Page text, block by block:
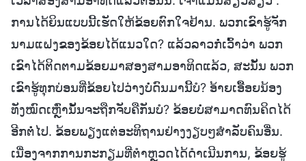
ການໄດ້ຍິນແບບນີ້ເຮັດໃຫ້ຂ້ອຍຕົກໃຈຢ້ານ. ພວກເຂົາຮູ້ຈັກ
ນາມແຝງຂອງຂ້ອຍໄດ້ແນວໃດ? ແລ້ວລາວກໍ່ເວົ້າວ່າ ພວກ
ເຂົາໄດ້ຕິດຕາມຂ້ອຍມາສອງສາມອາທິດແລ້ວ, ສະນັ້ນ ພວກ
ເຂົາຮູ້ທຸກບ່ອນທີ່ຂ້ອຍໄປວ່າງບໍ່ດົນມານີ້ບໍ? ອ້າຍເອື້ອຍນ້ອງ
ທັງໝົດເຫຼົ່ານັ້ນຈະຖືກຈັບຄືກັນບໍ? ຂ້ອຍບໍ່ສາມາດທົນຄິດໄດ້
ອີກຕໍ່ໄປ. ຂ້ອຍພຽງແຕ່ອະທິຖານຢ່າງງຽບໆສໍາລັບຄົນອື່ນ.
ເນື່ອງຈາກການກະກຽມທີ່ຕໍາຫຼວດໄດ້ດຳເນີນການ, ຂ້ອຍຮູ້